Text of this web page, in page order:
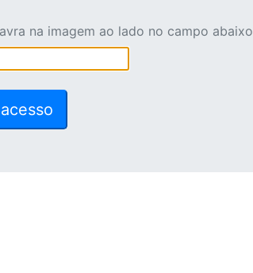
na imagem ao lado no campo abaixo